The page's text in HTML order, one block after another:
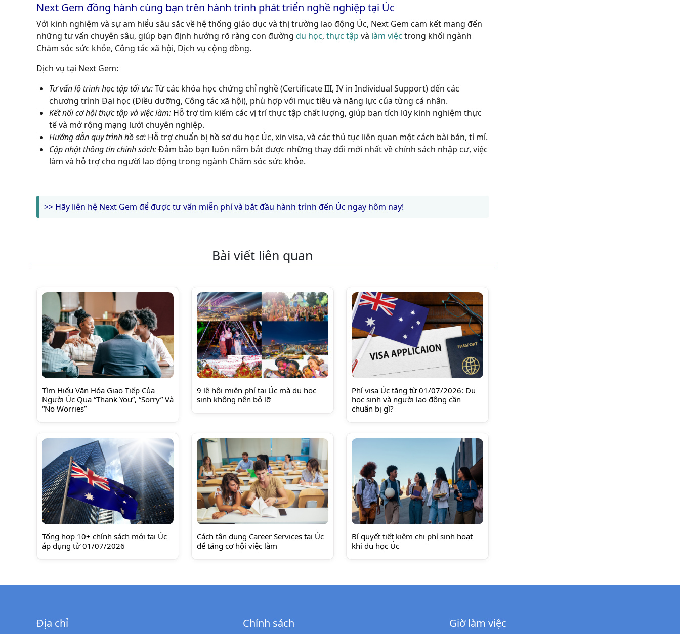
Next Gem đồng hành cùng bạn trên hành trình phát triển nghề nghiệp tại Úc
Với kinh nghiệm và sự am hiểu sâu sắc về hệ thống giáo dục và thị trường lao động Úc, Next Gem cam kết mang đến
những tư vấn chuyên sâu, giúp bạn định hướng rõ ràng con đường du học, thực tập và làm việc trong khối ngành
Chăm sóc sức khỏe, Công tác xã hội, Dịch vụ cộng đồng.
Dịch vụ tại Next Gem:
Tư vấn lộ trình học tập tối ưu:Từ các khóa học chứng chỉ nghề (Certificate III, IV in Individual Support) đến các
chương trình Đại học (Điều dưỡng, Công tác xã hội), phù hợp với mục tiêu và năng lực của từng cá nhân.
Kết nối cơ hội thực tập và việc làm:Hỗ trợ tìm kiếm các vị trí thực tập chất lượng, giúp bạn tích lũy kinh nghiệm thực
tế và mở rộng mạng lưới chuyên nghiệp.
Hướng dẫn quy trình hồ sơ:Hỗ trợ chuẩn bị hồ sơ du học Úc, xin visa, và các thủ tục liên quan một cách bài bản, tỉ mỉ.
Cập nhật thông tin chính sách:Đảm bảo bạn luôn nắm bắt được những thay đổi mới nhất về chính sách nhập cư, việc
làm và hỗ trợ cho người lao động trong ngành Chăm sóc sức khỏe.
>> Hãy liên hệ Next Gem để được tư vấn miễn phí và bắt đầu hành trình đến Úc ngay hôm nay!
Bài viết liên quan
Tìm Hiểu Văn Hóa Giao Tiếp Của
Người Úc Qua “Thank You”, “Sorry” Và
“No Worries”
9 lễ hội miễn phí tại Úc mà du học
sinh không nên bỏ lỡ
Phí visa Úc tăng từ 01/07/2026: Du
học sinh và người lao động cần
chuẩn bị gì?
Tổng hợp 10+ chính sách mới tại Úc
áp dụng từ 01/07/2026
Cách tận dụng Career Services tại Úc
để tăng cơ hội việc làm
Bí quyết tiết kiệm chi phí sinh hoạt
khi du học Úc
Địa chỉ Chính sách Giờ làm việc